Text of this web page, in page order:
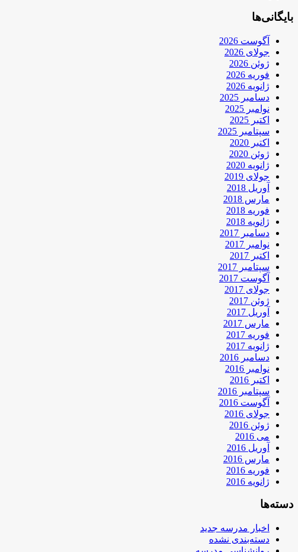
بایگانی‌ها
آگوست 2026
جولای 2026
ژوئن 2026
فوریه 2026
ژانویه 2026
دسامبر 2025
نوامبر 2025
اکتبر 2025
سپتامبر 2025
اکتبر 2020
ژوئن 2020
ژانویه 2020
جولای 2019
آوریل 2018
مارس 2018
فوریه 2018
ژانویه 2018
دسامبر 2017
نوامبر 2017
اکتبر 2017
سپتامبر 2017
آگوست 2017
جولای 2017
ژوئن 2017
آوریل 2017
مارس 2017
فوریه 2017
ژانویه 2017
دسامبر 2016
نوامبر 2016
اکتبر 2016
سپتامبر 2016
آگوست 2016
جولای 2016
ژوئن 2016
می 2016
آوریل 2016
مارس 2016
فوریه 2016
ژانویه 2016
دسته‌ها
اخبار مدرسه جدید
دسته‌بندی نشده